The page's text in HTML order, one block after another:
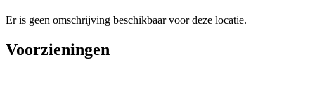
Er is geen omschrijving beschikbaar voor deze locatie.
Voorzieningen